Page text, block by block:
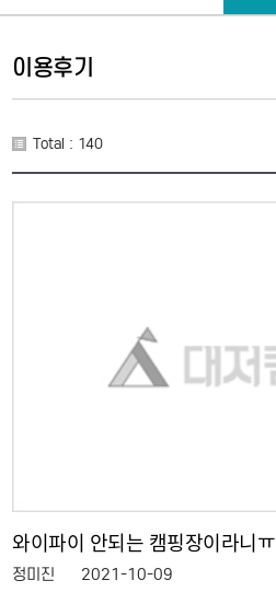
이용후기
Total : 140
와이파이 안되는 캠핑장이라니ㅠ
정미진 2021-10-09